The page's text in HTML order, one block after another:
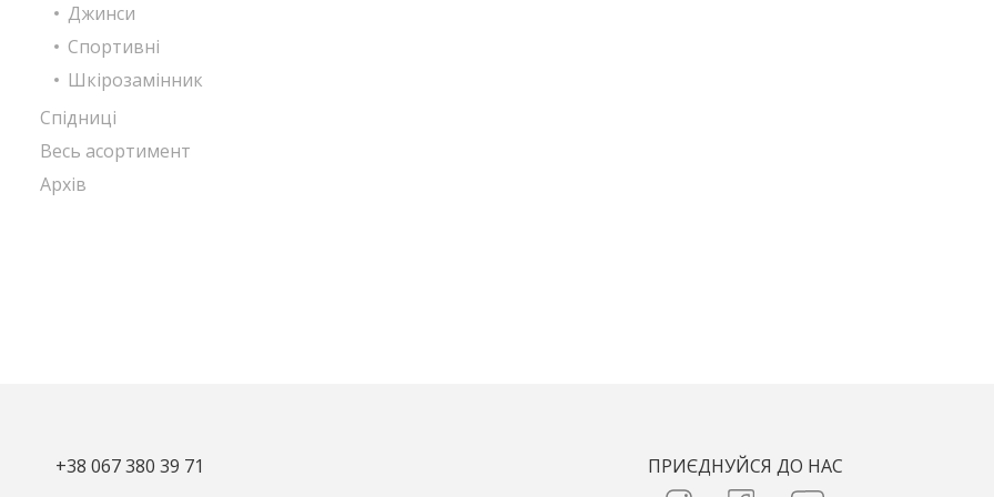
Джинси
Спортивні
Шкірозамінник
Спідниці
Весь асортимент
Архів
+38 067 380 39 71 ПРИЄДНУЙСЯ ДО НАС